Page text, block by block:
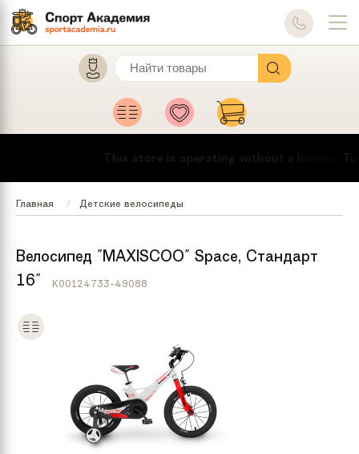
This store is operating without a license. To
Главная Детские велосипеды
Велосипед "MAXISCOO" Space, Стандарт
16"
K00124733-49088